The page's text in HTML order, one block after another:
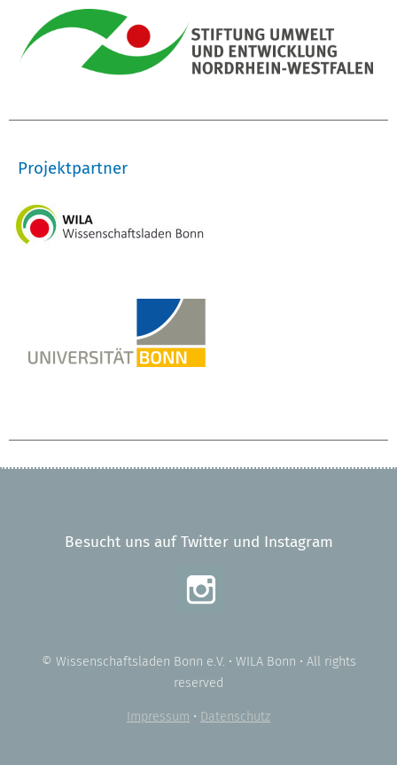
Projektpartner
Besucht uns auf Twitter und Instagram
© Wissenschaftsladen Bonn e.V. • WILA Bonn • All rights
reserved
Impressum • Datenschutz